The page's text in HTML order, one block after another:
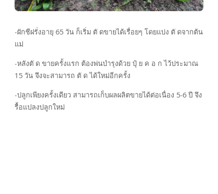
-ผักชีฝรั่งอายุ 65 วัน ก็เริ่ม ตั ดขายได้เรื่อยๆ โดยแบ่ง ตั ดจากต้น
แม่
-หลังตั ด ขายครั้งแรก ต้องพ่นบำรุงด้วย ปุ๋ ย ค อ ก ไว้ประมาณ
15 วัน จึงจะสามารถ ตั ด ได้ใหม่อีกครั้ง
-ปลูกเพียงครั้งเดียว สามารถเก็บผลผลิตขายได้ต่อเนื่อง 5-6 ปี จึง
รื้อแปลงปลูกใหม่